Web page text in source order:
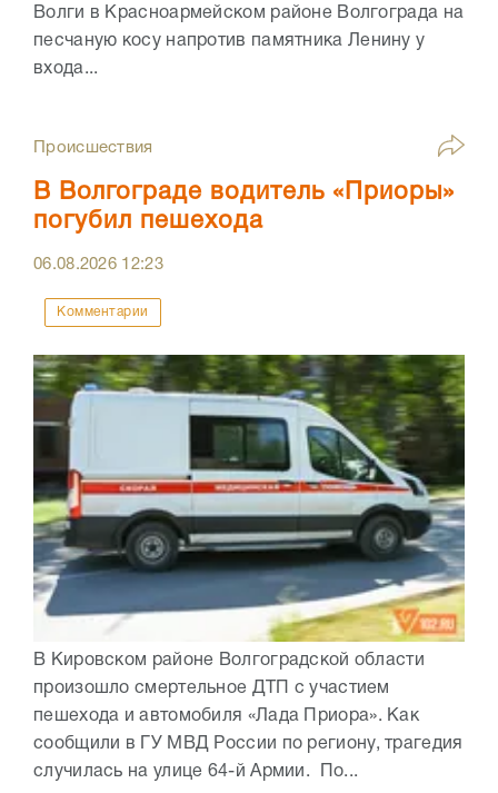
Волги в Красноармейском районе Волгограда на
песчаную косу напротив памятника Ленину у
входа...
Происшествия
В Волгограде водитель «Приоры»
погубил пешехода
06.08.2026 12:23
Комментарии
В Кировском районе Волгоградской области
произошло смертельное ДТП с участием
пешехода и автомобиля «Лада Приора». Как
сообщили в ГУ МВД России по региону, трагедия
случилась на улице 64-й Армии. По...